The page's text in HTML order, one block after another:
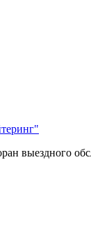
выездного